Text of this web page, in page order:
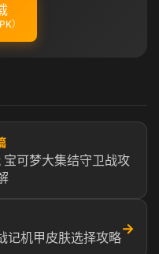
）
可梦大集结守卫战攻
记机甲皮肤选择攻略
→